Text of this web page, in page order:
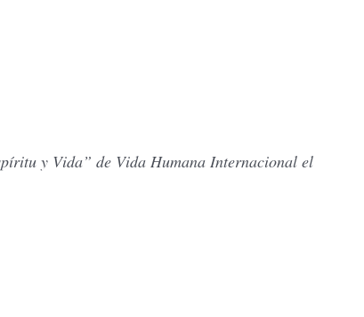
y Vida” de Vida Humana Internacional el